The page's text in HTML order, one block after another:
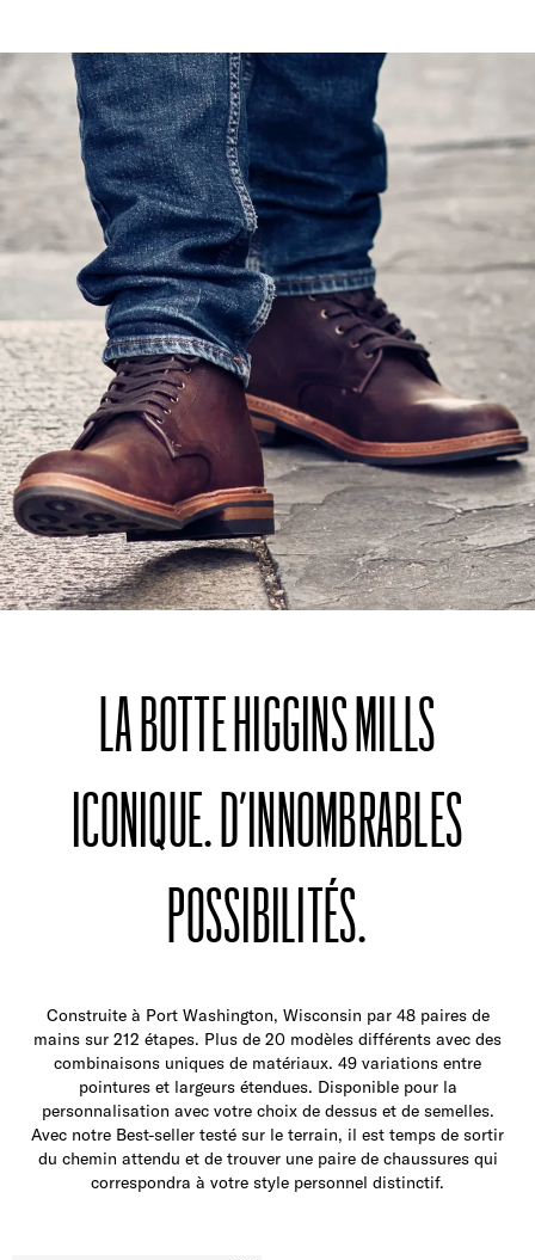
LA BOTTE HIGGINS MILLS
ICONIQUE. D’INNOMBRABLES
POSSIBILITÉS.
Construite à Port Washington, Wisconsin par 48 paires de
mains sur 212 étapes. Plus de 20 modèles différents avec des
combinaisons uniques de matériaux. 49 variations entre
pointures et largeurs étendues. Disponible pour la
personnalisation avec votre choix de dessus et de semelles.
Avec notre Best-seller testé sur le terrain, il est temps de sortir
du chemin attendu et de trouver une paire de chaussures qui
correspondra à votre style personnel distinctif.